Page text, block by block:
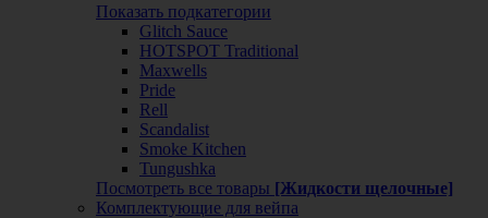
Показать подкатегории
Glitch Sauce
HOTSPOT Traditional
Maxwells
Pride
Rell
Scandalist
Smoke Kitchen
Tungushka
Посмотреть все товары [Жидкости щелочные]
Комплектующие для вейпа